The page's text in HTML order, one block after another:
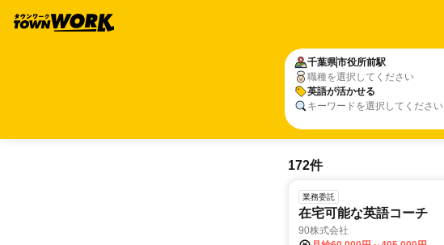
千葉県市役所前駅
職種を選択してください
英語が活かせる
キーワードを選択してください
172件
業務委託
在宅可能な英語コーチ
90株式会社